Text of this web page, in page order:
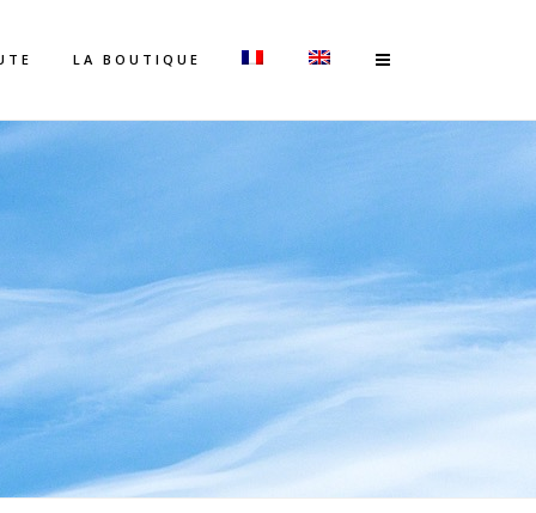
LA BOUTIQUE